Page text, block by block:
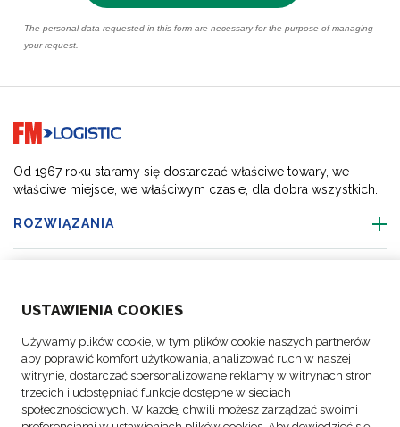
USTAWIENIA COOKIES
Używamy plików cookie, w tym plików cookie naszych partnerów,
aby poprawić komfort użytkowania, analizować ruch w naszej
witrynie, dostarczać spersonalizowane reklamy w witrynach stron
trzecich i udostępniać funkcje dostępne w sieciach
społecznościowych. W każdej chwili możesz zarządzać swoimi
Go to home page
Od 1967 roku staramy się dostarczać właściwe towary, we
właściwe miejsce, we właściwym czasie, dla dobra wszystkich.
ROZWIĄZANIA
ŚLEDŹ NAS